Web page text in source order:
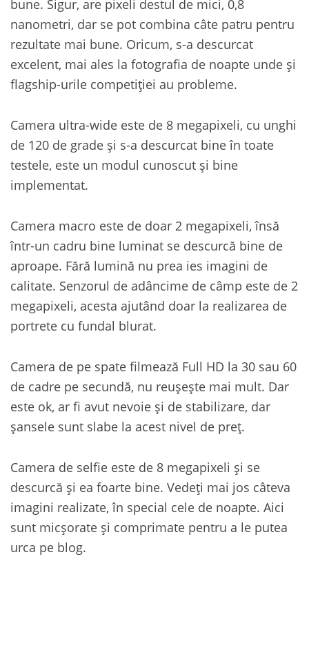
bune. Sigur, are pixeli destul de mici, 0,8
nanometri, dar se pot combina câte patru pentru
rezultate mai bune. Oricum, s-a descurcat
excelent, mai ales la fotografia de noapte unde și
flagship-urile competiției au probleme.
Camera ultra-wide este de 8 megapixeli, cu unghi
de 120 de grade și s-a descurcat bine în toate
testele, este un modul cunoscut și bine
implementat.
Camera macro este de doar 2 megapixeli, însă
într-un cadru bine luminat se descurcă bine de
aproape. Fără lumină nu prea ies imagini de
calitate. Senzorul de adâncime de câmp este de 2
megapixeli, acesta ajutând doar la realizarea de
portrete cu fundal blurat.
Camera de pe spate filmează Full HD la 30 sau 60
de cadre pe secundă, nu reușește mai mult. Dar
este ok, ar fi avut nevoie și de stabilizare, dar
șansele sunt slabe la acest nivel de preț.
Camera de selfie este de 8 megapixeli și se
descurcă și ea foarte bine. Vedeți mai jos câteva
imagini realizate, în special cele de noapte. Aici
sunt micșorate și comprimate pentru a le putea
urca pe blog.